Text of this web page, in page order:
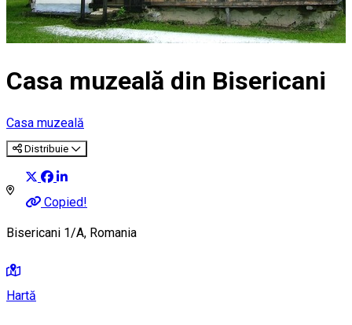
Casa muzeală din Bisericani
Casa muzeală
Distribuie
Copied!
Bisericani 1/A, Romania
Hartă